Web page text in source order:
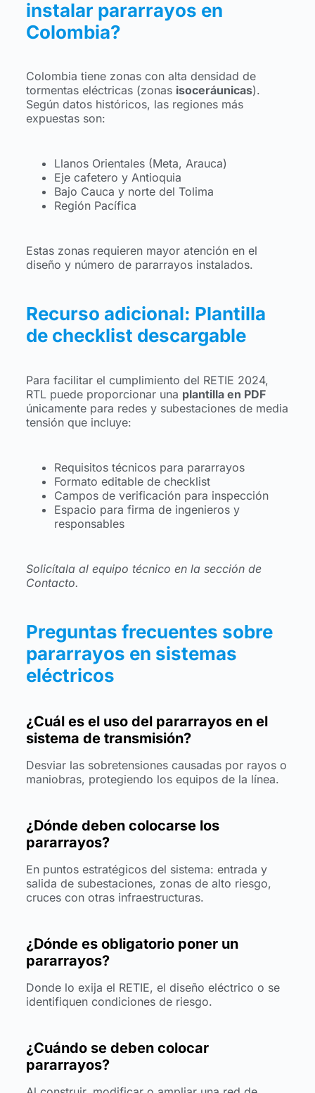
instalar pararrayos en
Colombia?
Colombia tiene zonas con alta densidad de
tormentas eléctricas (zonas isoceráunicas).
Según datos históricos, las regiones más
expuestas son:
Llanos Orientales (Meta, Arauca)
Eje cafetero y Antioquia
Bajo Cauca y norte del Tolima
Región Pacífica
Estas zonas requieren mayor atención en el
diseño y número de pararrayos instalados.
Recurso adicional: Plantilla
de checklist descargable
Para facilitar el cumplimiento del RETIE 2024,
RTL puede proporcionar una plantilla en PDF
únicamente para redes y subestaciones de media
tensión que incluye:
Requisitos técnicos para pararrayos
Formato editable de checklist
Campos de verificación para inspección
Espacio para firma de ingenieros y
responsables
Solicítala al equipo técnico en la sección de
Contacto.
Preguntas frecuentes sobre
pararrayos en sistemas
eléctricos
¿Cuál es el uso del pararrayos en el
sistema de transmisión?
Desviar las sobretensiones causadas por rayos o
maniobras, protegiendo los equipos de la línea.
¿Dónde deben colocarse los
pararrayos?
En puntos estratégicos del sistema: entrada y
salida de subestaciones, zonas de alto riesgo,
cruces con otras infraestructuras.
¿Dónde es obligatorio poner un
pararrayos?
Donde lo exija el RETIE, el diseño eléctrico o se
identifiquen condiciones de riesgo.
¿Cuándo se deben colocar
pararrayos?